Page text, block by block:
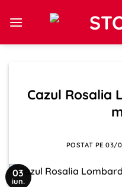
Cazul Rosalia
POSTAT PE03/
03
iun.